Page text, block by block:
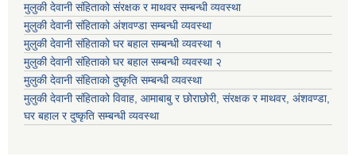
मुलुकी देवानी संहिताको संरक्षक र माथवर सम्बन्धी व्यवस्था
मुलुकी देवानी संहिताको अंशवण्डा सम्बन्धी व्यवस्था
मुलुकी देवानी संहिताको घर बहाल सम्बन्धी व्यवस्था १
मुलुकी देवानी संहिताको घर बहाल सम्बन्धी व्यवस्था २
मुलुकी देवानी संहिताको दुष्कृति सम्बन्धी व्यवस्था
मुलुकी देवानी संहिताको विवाह, आमाबाबु र छोराछोरी, संरक्षक र माथवर, अंशवण्डा,
घर बहाल र दुष्कृति सम्बन्धी व्यवस्था